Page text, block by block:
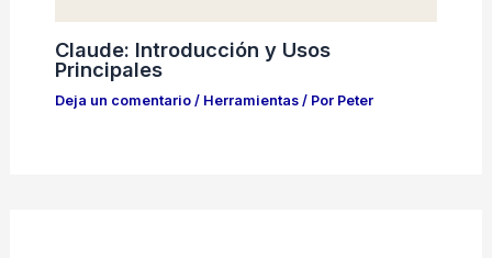
Claude: Introducción y Usos
Principales
Deja un comentario / Herramientas/ Por Peter